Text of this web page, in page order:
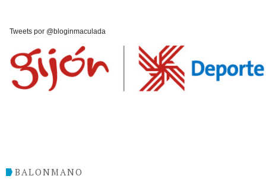
Tweets por @bloginmaculada
BALONMANO